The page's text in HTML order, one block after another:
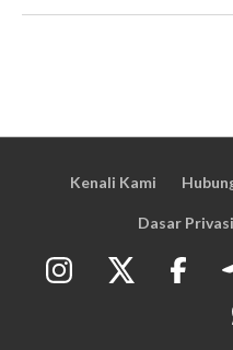
Kenali Kami
Dasar Privasi